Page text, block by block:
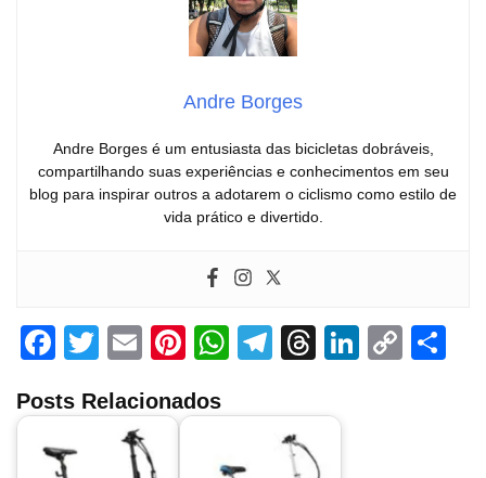
Andre Borges
Andre Borges é um entusiasta das bicicletas dobráveis,
compartilhando suas experiências e conhecimentos em seu
blog para inspirar outros a adotarem o ciclismo como estilo de
vida prático e divertido.
F
c
e
T
tt
er
E
ail
Pi
er
W
at
T
e
gr
T
e
Li
C
Posts Relacionados